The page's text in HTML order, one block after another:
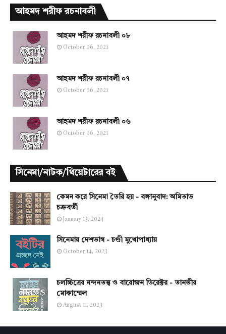
আহমদ শরীফ রচনাবলী
আহমদ শরীফ রচনাবলী ০৮
October 06, 2021
আহমদ শরীফ রচনাবলী ০৭
October 06, 2021
আহমদ শরীফ রচনাবলী ০৬
October 06, 2021
সিনেমা/নাটক/থিয়েটারের বই
কেমন করে সিনেমা তৈরি হয় - বঙ্গানুবাদ: অমিতাভ
চক্রবর্তী
January 13, 2024
সিনেমায় দেশভাগ - চণ্ডী মুখোপাধ্যায়
October 14, 2023
চলচ্চিত্রের নন্দনতত্ত্ব ও বারোজন ডিরেক্টর - তানভীর
মোকাম্মেল
August 11, 2023